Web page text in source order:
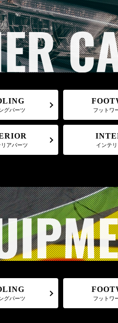
グパーツ フットワ
アパーツ インテ
グパーツ フットワ